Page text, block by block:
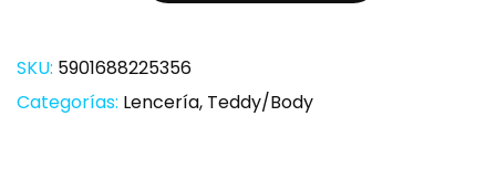
SKU: 5901688225356
Categorías: Lencería, Teddy/Body